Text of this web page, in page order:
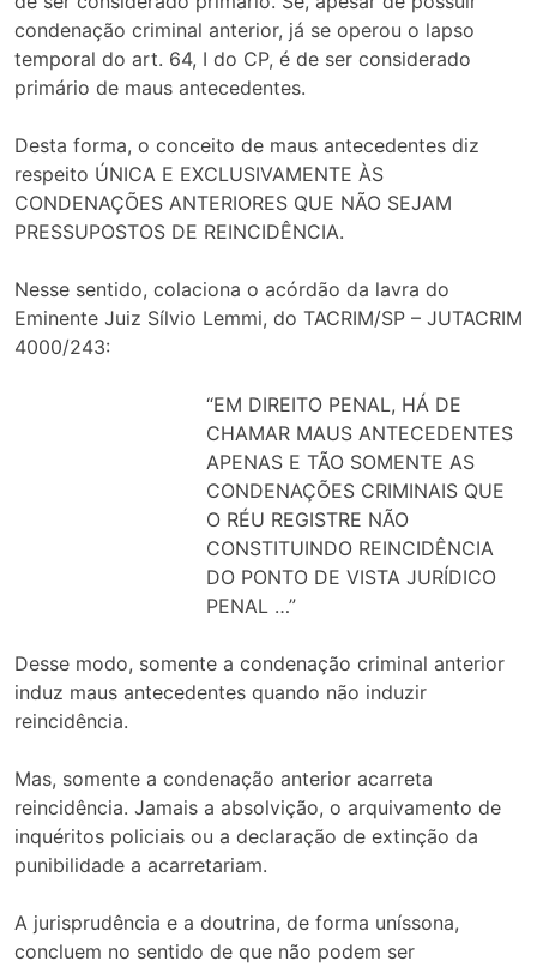
condenação criminal anterior, já se operou o lapso
temporal do art. 64, I do CP, é de ser considerado
primário de maus antecedentes.
Desta forma, o conceito de maus antecedentes diz
respeito ÚNICA E EXCLUSIVAMENTE ÀS
CONDENAÇÕES ANTERIORES QUE NÃO SEJAM
PRESSUPOSTOS DE REINCIDÊNCIA.
Nesse sentido, colaciona o acórdão da lavra do
Eminente Juiz Sílvio Lemmi, do TACRIM/SP – JUTACRIM
4000/243:
“EM DIREITO PENAL, HÁ DE
CHAMAR MAUS ANTECEDENTES
APENAS E TÃO SOMENTE AS
CONDENAÇÕES CRIMINAIS QUE
O RÉU REGISTRE NÃO
CONSTITUINDO REINCIDÊNCIA
DO PONTO DE VISTA JURÍDICO
PENAL …”
Desse modo, somente a condenação criminal anterior
induz maus antecedentes quando não induzir
reincidência.
Mas, somente a condenação anterior acarreta
reincidência. Jamais a absolvição, o arquivamento de
inquéritos policiais ou a declaração de extinção da
punibilidade a acarretariam.
A jurisprudência e a doutrina, de forma uníssona,
concluem no sentido de que não podem ser